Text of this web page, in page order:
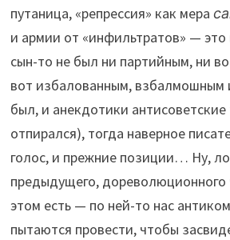
путаница, «репрессия» как мера
и армии от «инфильтратов» — это
сын-то не был ни партийным, ни
вот избалованным,
был, и анекдотики
отпирался), тогда наверное
голос, и прежние позиции… Ну,
предыдущего, дореволюционного
этом есть — по ней-то нас
пытаются провести, чтобы